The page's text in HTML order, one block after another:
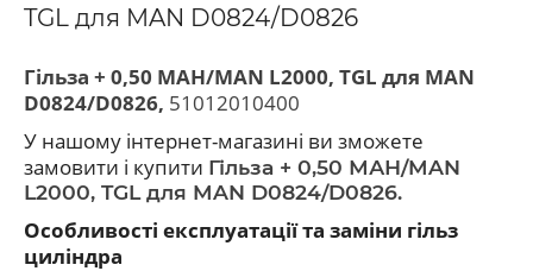
TGL для MAN D0824/D0826
Гільза + 0,50 МАН/MAN L2000, TGL для MAN
D0824/D0826, 51012010400
У нашому інтернет-магазині ви зможете
замовити і купити Гільза + 0,50 МАН/MAN
L2000, TGL для MAN D0824/D0826.
Особливості експлуатації та заміни гільз
циліндра